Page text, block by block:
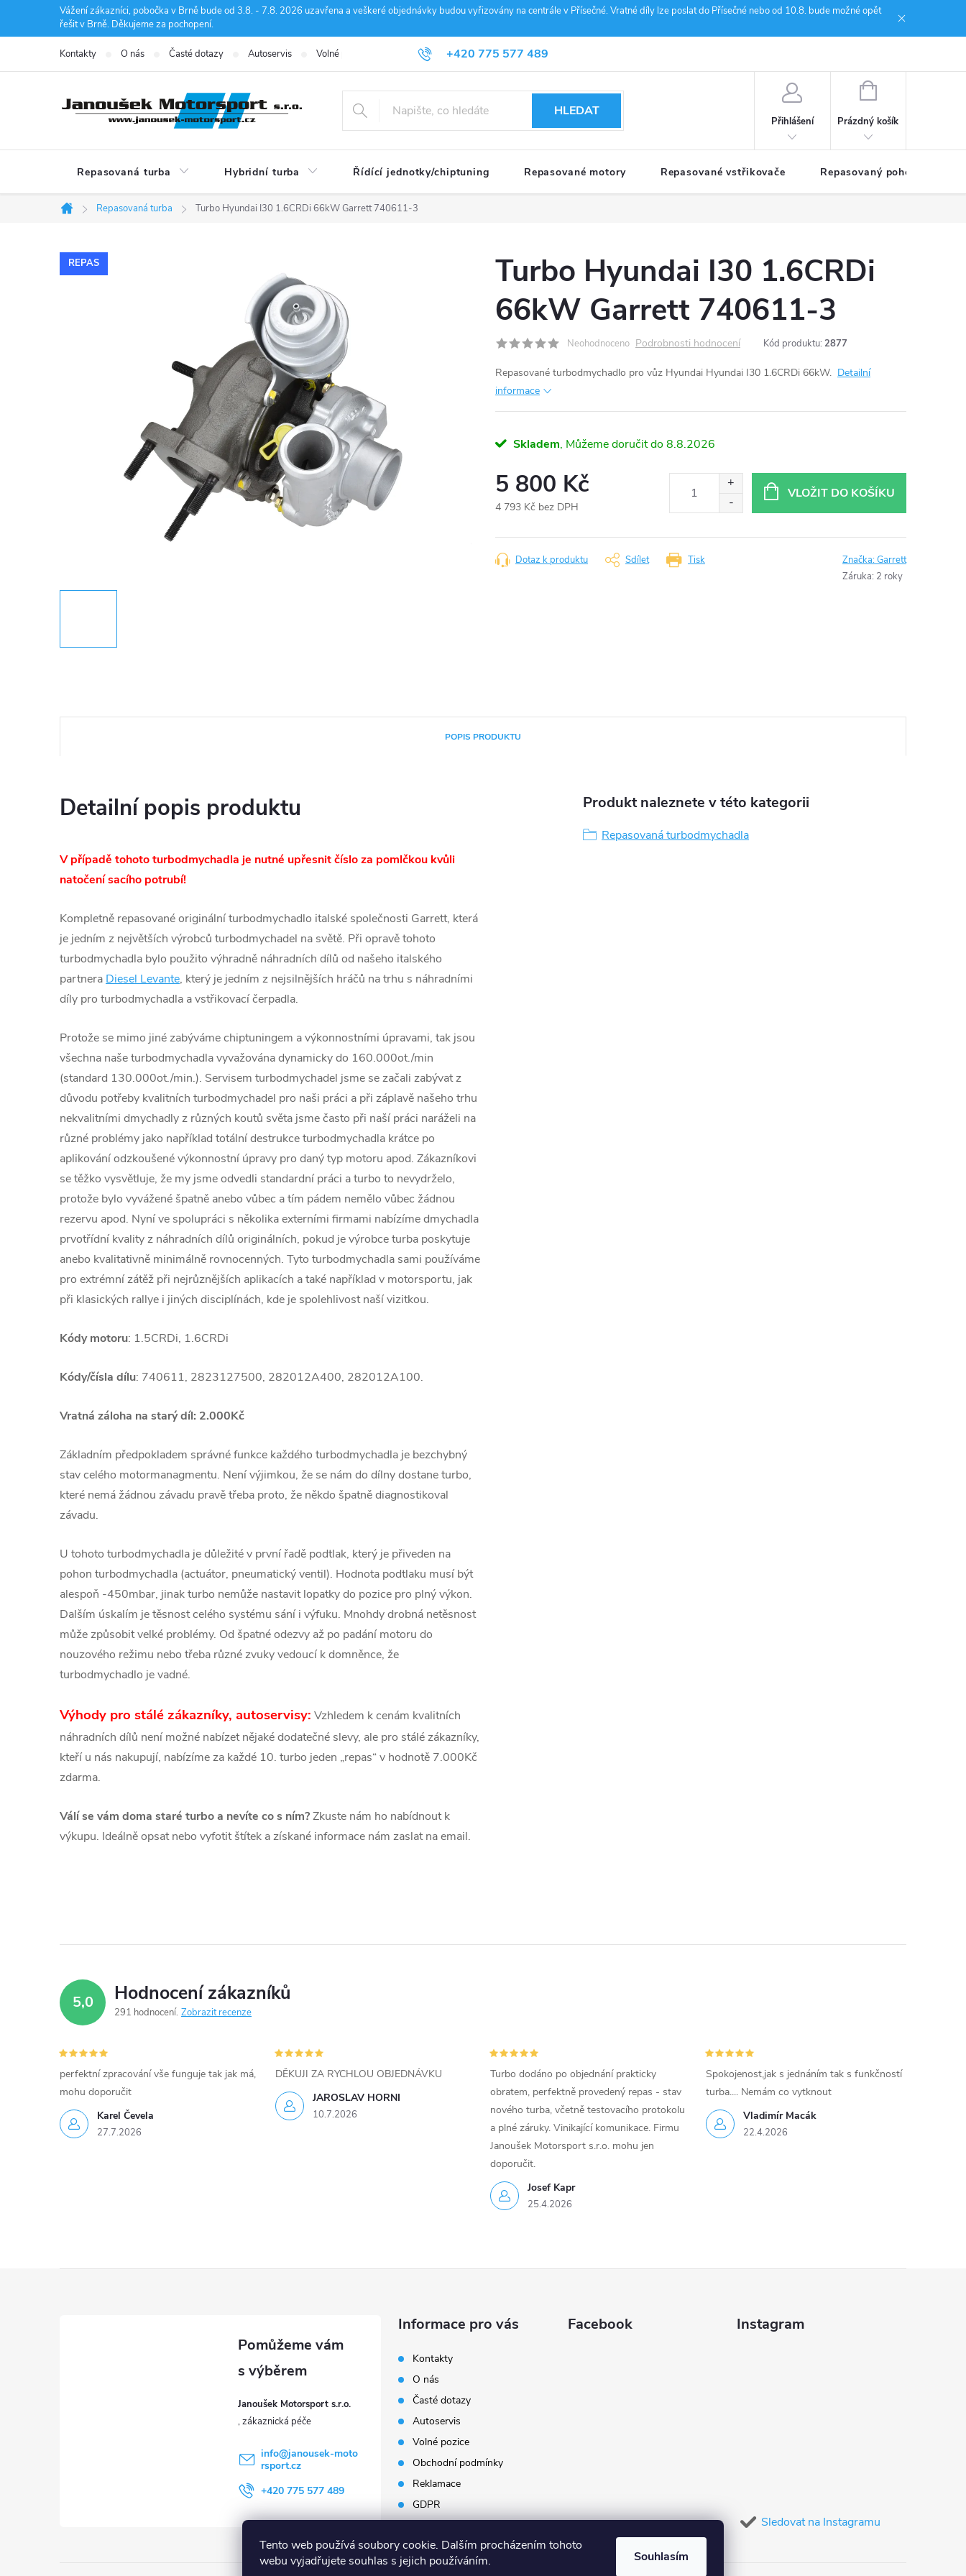
Tento web používá soubory cookie. Dalším procházením tohoto
webu vyjadřujete souhlas s jejich používáním.
Souhlasím
Vážení zákazníci, pobočka v Brně bude od 3.8. - 7.8. 2026 uzavřena a veškeré objednávky budou vyřizovány na centrále v Přísečné. Vratné díly lze poslat do Přísečné nebo od 10.8. bude možné opět
řešit v Brně. Děkujeme za pochopení.
+420 775 577 489
info@janousek-motorsport.cz
Kontakty O nás Časté dotazy Autoservis Volné pozice Obchodní podmínky Reklamace
HLEDAT
Přihlášení
NÁKUPNÍ
Prázdný košík
Repasovaná turba Hybridní turba Řídící jednotky/chiptuning Repasované motory Repasované vstřikovače Repasovaný pohon TDM
Domů
Repasovaná turba Turbo Hyundai I30 1.6CRDi 66kW Garrett 740611-3
REPAS
Turbo Hyundai I30 1.6CRDi
66kW Garrett 740611-3
Neohodnoceno Podrobnosti hodnocení Kód produktu: 2877
Repasované turbodmychadlo pro vůz Hyundai Hyundai I30 1.6CRDi 66kW. Detailní
informace
Skladem 8.8.2026
5 800 Kč
4 793 Kč bez DPH
cena:
VLOŽIT DO KOŠÍKU
Tisk
Dotaz k produktu Sdílet Značka:Garrett
Záruka: 2 roky
POPIS PRODUKTU
Detailní popis produktu
V případě tohoto turbodmychadla je nutné upřesnit číslo za pomlčkou kvůli
natočení sacího potrubí!
Kompletně repasované originální turbodmychadlo italské společnosti Garrett, která
je jedním z největších výrobců turbodmychadel na světě. Při opravě tohoto
turbodmychadla bylo použito výhradně náhradních dílů od našeho italského
partnera Diesel Levante, který je jedním z nejsilnějších hráčů na trhu s náhradními
díly pro turbodmychadla a vstřikovací čerpadla.
Protože se mimo jiné zabýváme chiptuningem a výkonnostními úpravami, tak jsou
všechna naše turbodmychadla vyvažována dynamicky do 160.000ot./min
(standard 130.000ot./min.). Servisem turbodmychadel jsme se začali zabývat z
důvodu potřeby kvalitních turbodmychadel pro naši práci a při záplavě našeho trhu
nekvalitními dmychadly z různých koutů světa jsme často při naší práci naráželi na
různé problémy jako například totální destrukce turbodmychadla krátce po
aplikování odzkoušené výkonnostní úpravy pro daný typ motoru apod. Zákazníkovi
se těžko vysvětluje, že my jsme odvedli standardní práci a turbo to nevydrželo,
protože bylo vyvážené špatně anebo vůbec a tím pádem nemělo vůbec žádnou
rezervu apod. Nyní ve spolupráci s několika externími firmami nabízíme dmychadla
prvotřídní kvality z náhradních dílů originálních, pokud je výrobce turba poskytuje
anebo kvalitativně minimálně rovnocenných. Tyto turbodmychadla sami používáme
pro extrémní zátěž při nejrůznějších aplikacích a také například v motorsportu, jak
při klasických rallye i jiných disciplínách, kde je spolehlivost naší vizitkou.
Kódy motoru: 1.5CRDi, 1.6CRDi
Kódy/čísla dílu: 740611, 2823127500, 282012A400, 282012A100.
Vratná záloha na starý díl: 2.000Kč
Základním předpokladem správné funkce každého turbodmychadla je bezchybný
stav celého motormanagmentu. Není výjimkou, že se nám do dílny dostane turbo,
které nemá žádnou závadu pravě třeba proto, že někdo špatně diagnostikoval
závadu.
U tohoto turbodmychadla je důležité v první řadě podtlak, který je přiveden na
pohon turbodmychadla (actuátor, pneumatický ventil). Hodnota podtlaku musí být
alespoň -450mbar, jinak turbo nemůže nastavit lopatky do pozice pro plný výkon.
Dalším úskalím je těsnost celého systému sání i výfuku. Mnohdy drobná netěsnost
může způsobit velké problémy. Od špatné odezvy až po padání motoru do
nouzového režimu nebo třeba různé zvuky vedoucí k domněnce, že
turbodmychadlo je vadné.
Výhody pro stálé zákazníky, autoservisy: Vzhledem k cenám kvalitních
náhradních dílů není možné nabízet nějaké dodatečné slevy, ale pro stálé zákazníky,
kteří u nás nakupují, nabízíme za každé 10. turbo jeden „repas“ v hodnotě 7.000Kč
zdarma.
Válí se vám doma staré turbo a nevíte co s ním?Zkuste nám ho nabídnout k
výkupu. Ideálně opsat nebo vyfotit štítek a získané informace nám zaslat na email.
Produkt naleznete v této kategorii
Repasovaná turbodmychadla
5,0 Hodnocení zákazníků
291 hodnocení Zobrazit recenze
Karel Čevela
27.7.2026
perfektní zpracování vše funguje tak jak má,
mohu doporučit
JAROSLAV HORNI
10.7.2026
DĚKUJI ZA RYCHLOU OBJEDNÁVKU
Josef Kapr
25.4.2026
Turbo dodáno po objednání prakticky
obratem, perfektně provedený repas - stav
nového turba, včetně testovacího protokolu
a plné záruky. Vinikající komunikace. Firmu
Janoušek Motorsport s.r.o. mohu jen
doporučit.
Vladimír Macák
22.4.2026
Spokojenost,jak s jednáním tak s funkčností
turba.... Nemám co vytknout
Janoušek Motorsport s.r.o.
info@janousek-moto
rsport.cz
+420 775 577 489
Informace pro vás
Kontakty
O nás
Časté dotazy
Autoservis
Volné pozice
Obchodní podmínky
Reklamace
GDPR
Motorsport Český Krumlov
Facebook Instagram
Sledovat na Instagramu